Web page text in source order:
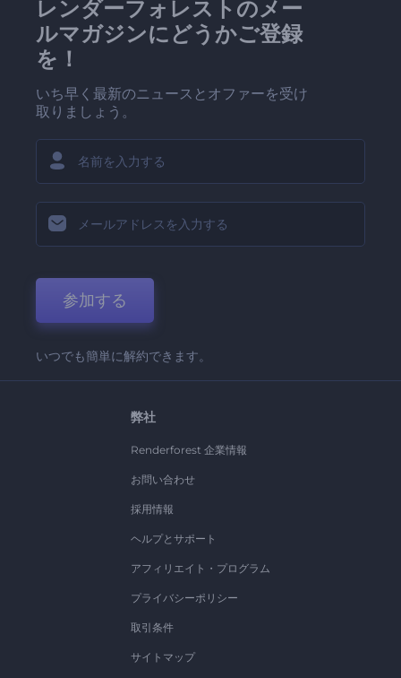
レンダーフォレストのメー
ルマガジンにどうかご登録
を！
いち早く最新のニュースとオファーを受け
取りましょう。
参加する
いつでも簡単に解約できます。
弊社
Renderforest 企業情報
お問い合わせ
採用情報
ヘルプとサポート
アフィリエイト・プログラム
プライバシーポリシー
取引条件
サイトマップ